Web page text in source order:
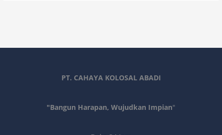
PT. CAHAYA KOLOSAL ABADI
"Bangun Harapan, Wujudkan Impian"